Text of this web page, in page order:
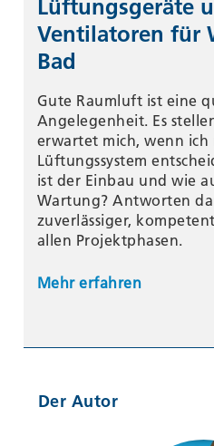
Lüftungsgeräte
Ventilatoren für
Bad
Gute Raumluft ist eine
Angelegenheit. Es
erwartet mich, wenn ich
Lüftungssystem
ist der Einbau und wie
Wartung? Antworten
zuverlässiger,
allen Projektphasen.
Mehr erfahren
Der Autor